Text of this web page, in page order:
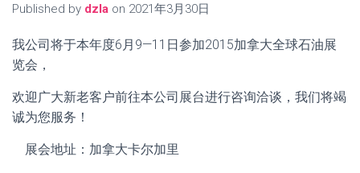
Published by dzla on 2021年3月30日
我公司将于本年度6月9—11日参加2015加拿大全球石油展
览会，
欢迎广大新老客户前往本公司展台进行咨询洽谈，我们将竭
诚为您服务！
展会地址：加拿大卡尔加里